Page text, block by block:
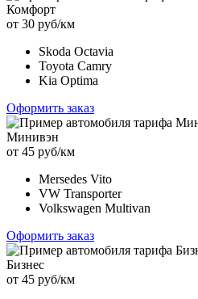
Комфорт
от 30 руб/км
Skoda Octavia
Toyota Camry
Kia Optima
Оформить заказ
Минивэн
от 45 руб/км
Mersedes Vito
VW Transporter
Volkswagen Multivan
Оформить заказ
Бизнес
от 45 руб/км